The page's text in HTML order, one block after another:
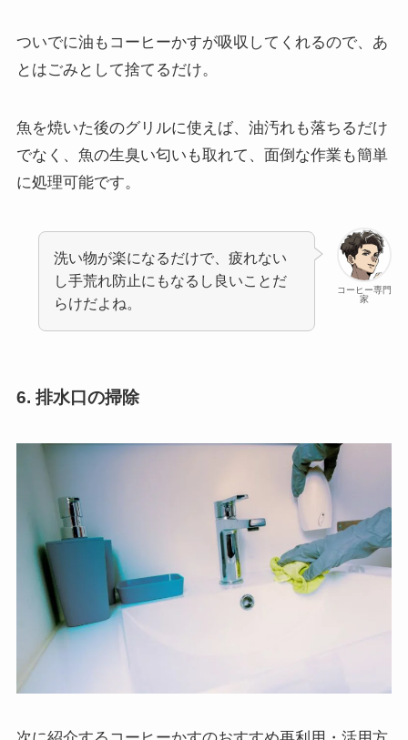
ついでに油もコーヒーかすが吸収してくれるので、あ
とはごみとして捨てるだけ。
魚を焼いた後のグリルに使えば、油汚れも落ちるだけ
でなく、魚の生臭い匂いも取れて、面倒な作業も簡単
に処理可能です。
コーヒー専門
家
洗い物が楽になるだけで、疲れない
し手荒れ防止にもなるし良いことだ
らけだよね。
6. 排水口の掃除